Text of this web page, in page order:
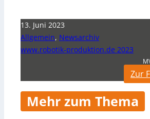
13. Juni 2023
Allgemein, Newsarchiv
www.robotik-produktion.de 2023
Zur
Mehr zum Thema